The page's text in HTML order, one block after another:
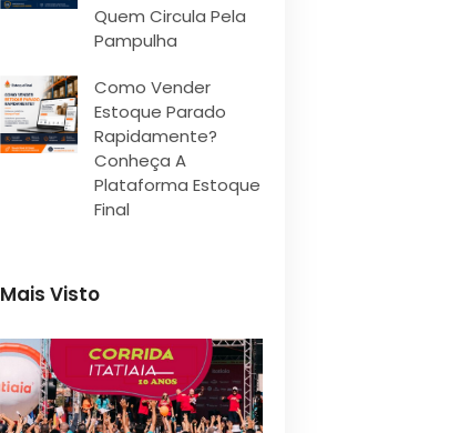
Quem Circula Pela
Pampulha
Como Vender
Estoque Parado
Rapidamente?
Conheça A
Plataforma Estoque
Final
Mais Visto